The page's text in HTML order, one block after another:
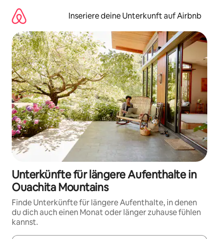
Inhalten
springen
Inseriere deine Unterkunft auf Airbnb
Unterkünfte für längere Aufenthalte in
Ouachita Mountains
Finde Unterkünfte für längere Aufenthalte, in denen
du dich auch einen Monat oder länger zuhause fühlen
kannst.